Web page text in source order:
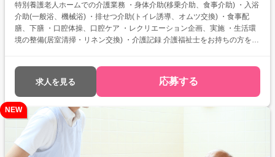
特別養護老人ホームでの介護業務 ・身体介助(移乗介助、食事介助) ・入浴
介助(一般浴、機械浴) ・排せつ介助(トイレ誘導、オムツ交換) ・食事配
膳、下膳 ・口腔体操、口腔ケア ・レクリエーション企画、実施 ・生活環
境の整備(居室清掃・リネン交換) ・介護記録 介護福祉士をお持ちの方を対
・対人スキルアップ (幅広20代～60代活躍中の職場でコミュニケーショ
ン力を磨きたい)
求人を見る 応募する
NEW